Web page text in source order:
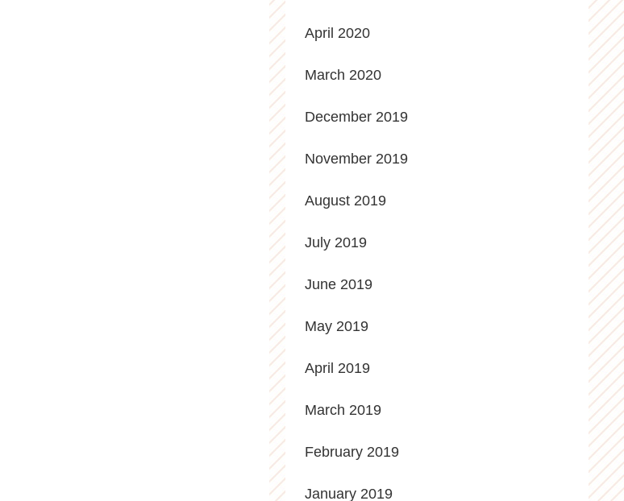
April 2020
March 2020
December 2019
November 2019
August 2019
July 2019
June 2019
May 2019
April 2019
March 2019
February 2019
January 2019